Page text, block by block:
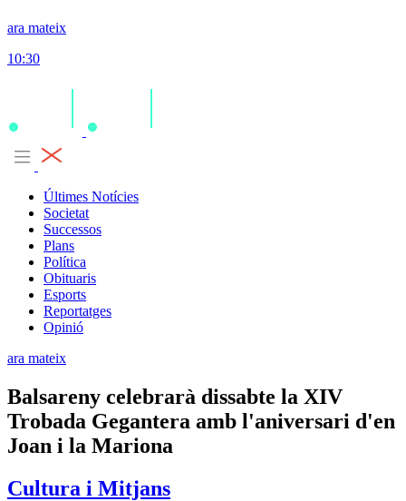
ara mateix
10:30
Últimes Notícies
Societat
Successos
Plans
Política
Obituaris
Esports
Reportatges
Opinió
ara mateix
Balsareny celebrarà dissabte la XIV
Trobada Gegantera amb l'aniversari d'en
Joan i la Mariona
Cultura i Mitjans